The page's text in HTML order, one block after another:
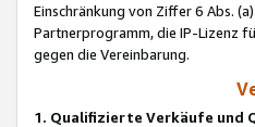
Einschränkung von Ziffer 6 Abs.
Partnerprogramm, die IP-Lizenz
gegen die Vereinbarung.
1. Qualifizierte Verkäufe und